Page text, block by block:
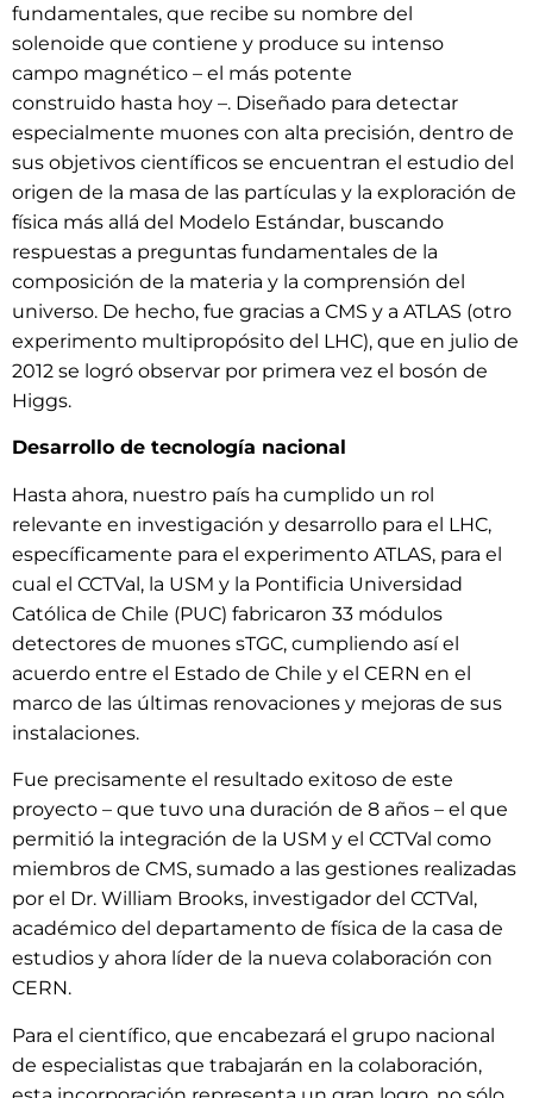
fundamentales, que recibe su nombre del
solenoide que contiene y produce su intenso
campo magnético – el más potente
construido hasta hoy –. Diseñado para detectar
especialmente muones con alta precisión, dentro de
sus objetivos científicos se encuentran el estudio del
origen de la masa de las partículas y la exploración de
física más allá del Modelo Estándar, buscando
respuestas a preguntas fundamentales de la
composición de la materia y la comprensión del
universo. De hecho, fue gracias a CMS y a ATLAS (otro
experimento multipropósito del LHC), que en julio de
2012 se logró observar por primera vez el bosón de
Higgs.
Desarrollo de tecnología nacional
Hasta ahora, nuestro país ha cumplido un rol
relevante en investigación y desarrollo para el LHC,
específicamente para el experimento ATLAS, para el
cual el CCTVal, la USM y la Pontificia Universidad
Católica de Chile (PUC) fabricaron 33 módulos
detectores de muones sTGC, cumpliendo así el
acuerdo entre el Estado de Chile y el CERN en el
marco de las últimas renovaciones y mejoras de sus
instalaciones.
Fue precisamente el resultado exitoso de este
proyecto – que tuvo una duración de 8 años – el que
permitió la integración de la USM y el CCTVal como
miembros de CMS, sumado a las gestiones realizadas
por el Dr. William Brooks, investigador del CCTVal,
académico del departamento de física de la casa de
estudios y ahora líder de la nueva colaboración con
CERN.
Para el científico, que encabezará el grupo nacional
de especialistas que trabajarán en la colaboración,